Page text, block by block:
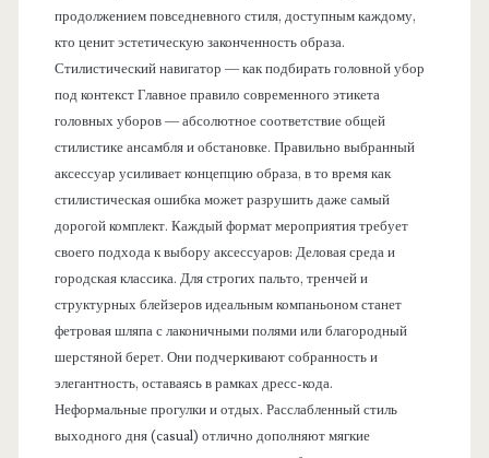
продолжением повседневного стиля, доступным каждому,
кто ценит эстетическую законченность образа.
Стилистический навигатор — как подбирать головной убор
под контекст Главное правило современного этикета
головных уборов — абсолютное соответствие общей
стилистике ансамбля и обстановке. Правильно выбранный
аксессуар усиливает концепцию образа, в то время как
стилистическая ошибка может разрушить даже самый
дорогой комплект. Каждый формат мероприятия требует
своего подхода к выбору аксессуаров: Деловая среда и
городская классика. Для строгих пальто, тренчей и
структурных блейзеров идеальным компаньоном станет
фетровая шляпа с лаконичными полями или благородный
шерстяной берет. Они подчеркивают собранность и
элегантность, оставаясь в рамках дресс-кода.
Неформальные прогулки и отдых. Расслабленный стиль
выходного дня (casual) отлично дополняют мягкие